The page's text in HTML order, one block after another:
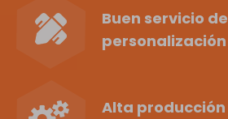
Buen servicio de
personalización
Alta producción